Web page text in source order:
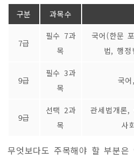
구분 과목수
7급
필수 7과
목
국어(한문
법, 행
9급
필수 3과
목
국
9급
선택 2과
목
관세법개론,
사
무엇보다도 주목해야 할 부분은